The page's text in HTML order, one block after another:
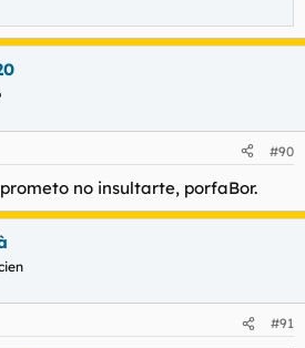
#90
no insultarte, porfaBor.
#91